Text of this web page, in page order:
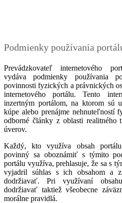
Podmienky používania
Prevádzkovateľ internetového
vydáva podmienky používania
povinnosti fyzických a právnických
internetového portálu. Tento
inzertným portálom, na ktorom sú
kúpe alebo prenájme nehnuteľností
odborné články z oblasti realitného
úverov.
Každý, kto využíva obsah
povinný sa oboznámiť s týmito
portálu využíva, prehlasuje, že sa s
vyjadril súhlas s ich obsahom a
dodržiavať. Pri využívaní
dodržiavať taktiež všeobecne
morálne pravidlá.